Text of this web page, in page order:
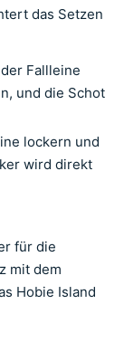
das Setzen
Fallleine
und die Schot
lockern und
wird direkt
für die
mit dem
Hobie Island